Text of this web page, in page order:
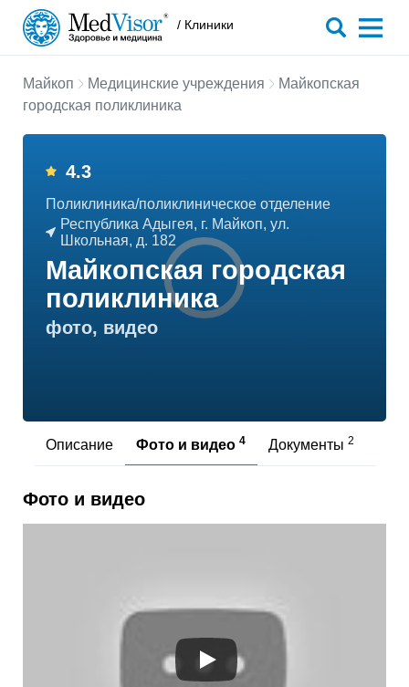
/ Клиники
Майкоп Медицинские учреждения
Майкопская
городская поликлиника
4.3
Поликлиника/поликлиническое отделение
Республика Адыгея, г. Майкоп, ул.
Школьная, д. 182
Майкопская городская
поликлиника
фото, видео
Описание Фото и видео 4 Документы 2
Фото и видео